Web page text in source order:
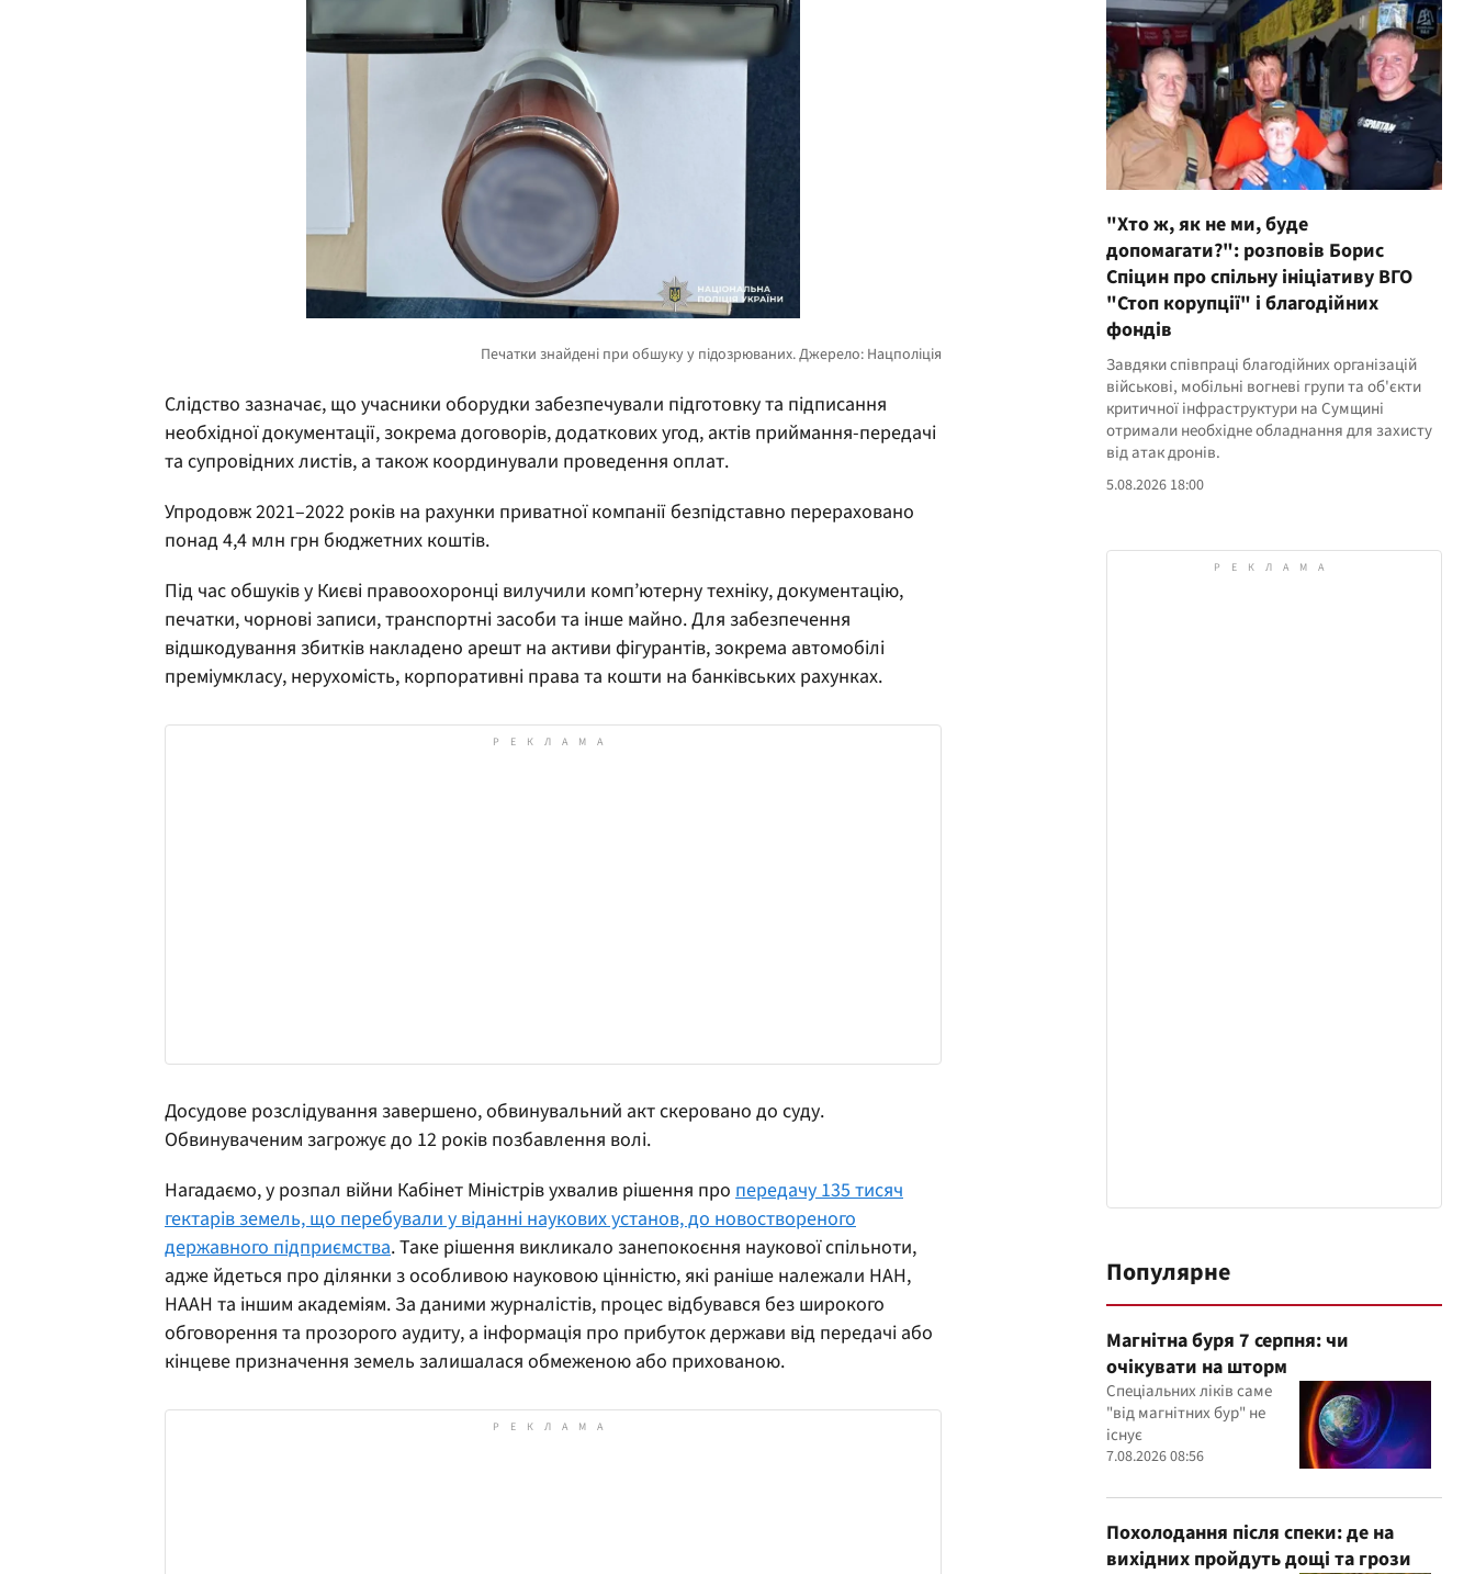
Слідство зазначає, що учасники оборудки забезпечували підготовку та підписання
необхідної документації, зокрема договорів, додаткових угод, актів приймання-передачі
та супровідних листів, а також координували проведення оплат.
Упродовж 2021–2022 років на рахунки приватної компанії безпідставно перераховано
понад 4,4 млн грн бюджетних коштів.
Під час обшуків у Києві правоохоронці вилучили комп’ютерну техніку, документацію,
печатки, чорнові записи, транспортні засоби та інше майно. Для забезпечення
відшкодування збитків накладено арешт на активи фігурантів, зокрема автомобілі
преміумкласу, нерухомість, корпоративні права та кошти на банківських рахунках.
Досудове розслідування завершено, обвинувальний акт скеровано до суду.
Обвинуваченим загрожує до 12 років позбавлення волі.
Нагадаємо, у розпал війни Кабінет Міністрів ухвалив рішення про передачу 135 тисяч
гектарів земель, що перебували у віданні наукових установ, до новоствореного
державного підприємства. Таке рішення викликало занепокоєння наукової спільноти,
адже йдеться про ділянки з особливою науковою цінністю, які раніше належали НАН,
НААН та іншим академіям. За даними журналістів, процес відбувався без широкого
обговорення та прозорого аудиту, а інформація про прибуток держави від передачі або
кінцеве призначення земель залишалася обмеженою або прихованою.
"Хто ж, як не ми, буде
допомагати?": розповів Борис
Спіцин про спільну ініціативу ВГО
"Стоп корупції" і благодійних
фондів
Завдяки співпраці благодійних організацій
військові, мобільні вогневі групи та об'єкти
критичної інфраструктури на Сумщині
отримали необхідне обладнання для захисту
від атак дронів.
5.08.2026 18:00
Популярне
Магнітна буря 7 серпня: чи
очікувати на шторм
Спеціальних ліків саме
"від магнітних бур" не
існує
7.08.2026 08:56
Похолодання після спеки: де на
вихідних пройдуть дощі та грози